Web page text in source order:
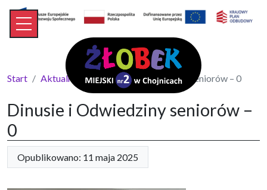
Start Aktualności Dinusie i Odwiedziny seniorów – 0
Dinusie i Odwiedziny seniorów –
0
Opublikowano: 11 maja 2025